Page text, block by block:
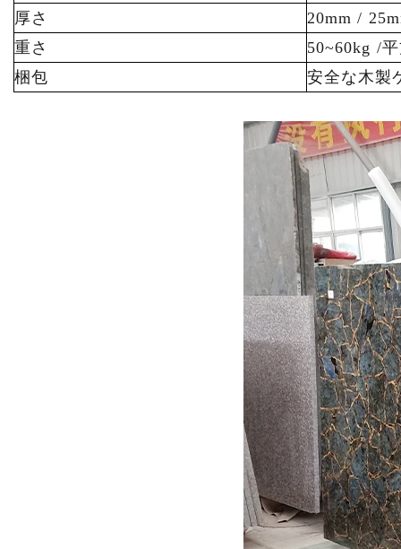
厚さ
20mm /
重さ
50~60kg /
梱包
安全な木製